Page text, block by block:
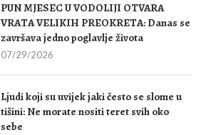
PUN MJESEC U VODOLIJI OTVARA
VRATA VELIKIH PREOKRETA: Danas se
završava jedno poglavlje života
07/29/2026
Ljudi koji su uvijek jaki često se slome u
tišini: Ne morate nositi teret svih oko
sebe